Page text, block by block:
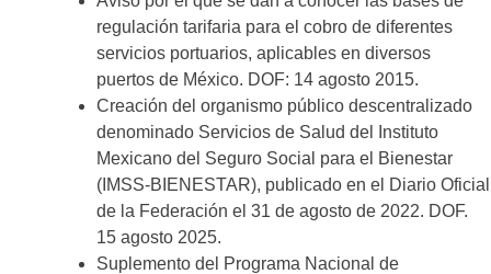
regulación tarifaria para el cobro de diferentes
servicios portuarios, aplicables en diversos
puertos de México. DOF: 14 agosto 2015.
Creación del organismo público descentralizado
denominado Servicios de Salud del Instituto
Mexicano del Seguro Social para el Bienestar
(IMSS-BIENESTAR), publicado en el Diario Oficial
de la Federación el 31 de agosto de 2022. DOF.
15 agosto 2025.
Suplemento del Programa Nacional de